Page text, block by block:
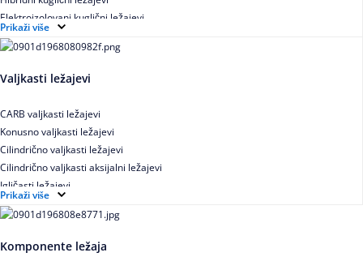
Elektroizolovani kuglični ležajevi
Samopodesivi kuglični ležajevi
Aksijalni kuglični ležajevi
Kuglični ležajevi od nerđajućeg čelika
Prikaži više
Valjkasti ležajevi
CARB valjkasti ležajevi
Konusno valjkasti ležajevi
Cilindrično valjkasti ležajevi
Cilindrično valjkasti aksijalni ležajevi
Igličasti ležajevi
Igličasti aksijalni ležajevi
Buričasti ležajevi
Buričasti zaptiveni ležajevi
Prikaži više
Komponente ležaja